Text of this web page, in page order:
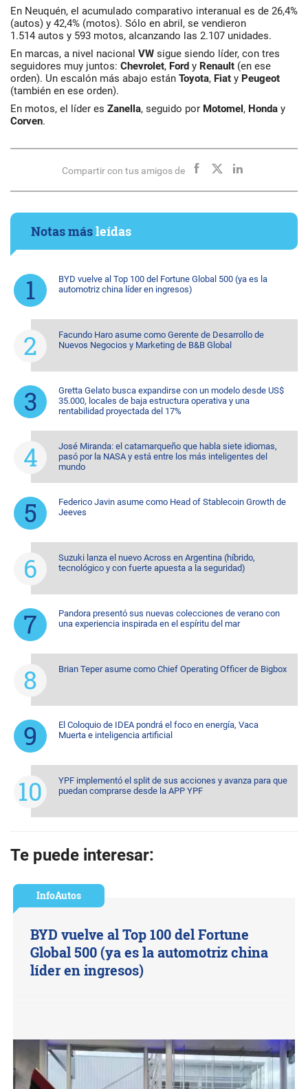
En Neuquén, el acumulado comparativo interanual es de 26,4%
(autos) y 42,4% (motos). Sólo en abril, se vendieron
1.514 autos y 593 motos, alcanzando las 2.107 unidades.
En marcas, a nivel nacional VW sigue siendo líder, con tres
seguidores muy juntos: Chevrolet, Ford y Renault (en ese
orden). Un escalón más abajo están Toyota, Fiat y Peugeot
(también en ese orden).
En motos, el líder es Zanella, seguido por Motomel, Honda y
Corven.
Compartir con tus amigos de
Notas másleídas
BYD vuelve al Top 100 del Fortune Global 500 (ya es la
automotriz china líder en ingresos)
Facundo Haro asume como Gerente de Desarrollo de
Nuevos Negocios y Marketing de B&B Global
Gretta Gelato busca expandirse con un modelo desde US$
35.000, locales de baja estructura operativa y una
rentabilidad proyectada del 17%
José Miranda: el catamarqueño que habla siete idiomas,
pasó por la NASA y está entre los más inteligentes del
mundo
Federico Javin asume como Head of Stablecoin Growth de
Jeeves
Suzuki lanza el nuevo Across en Argentina (híbrido,
tecnológico y con fuerte apuesta a la seguridad)
Pandora presentó sus nuevas colecciones de verano con
una experiencia inspirada en el espíritu del mar
Brian Teper asume como Chief Operating Officer de Bigbox
El Coloquio de IDEA pondrá el foco en energía, Vaca
Muerta e inteligencia artificial
YPF implementó el split de sus acciones y avanza para que
puedan comprarse desde la APP YPF
Te puede interesar:
InfoAutos
BYD vuelve al Top 100 del Fortune
Global 500 (ya es la automotriz china
líder en ingresos)